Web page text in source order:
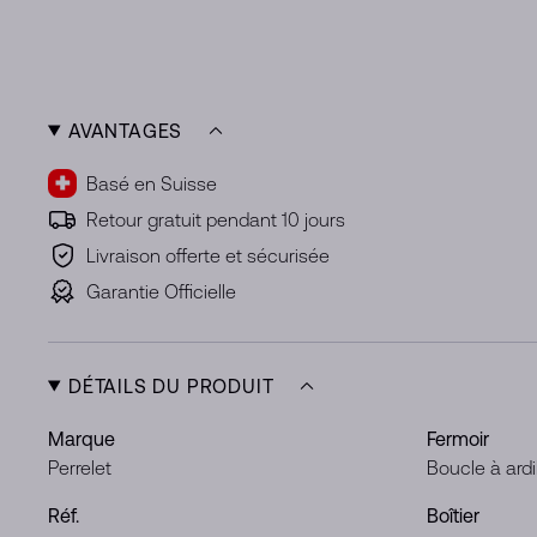
AVANTAGES
Basé en Suisse
Retour gratuit pendant 10 jours
Livraison offerte et sécurisée
Garantie Officielle
DÉTAILS DU PRODUIT
Marque
Perrelet
Fermoir
Boucle à
Réf.
Boîtier